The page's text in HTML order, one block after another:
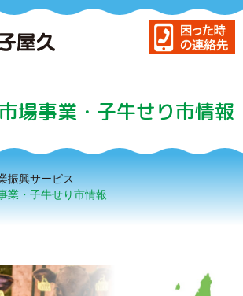
場事業・子牛せり市情報
振興サービス
業・子牛せり市情報
バンク）